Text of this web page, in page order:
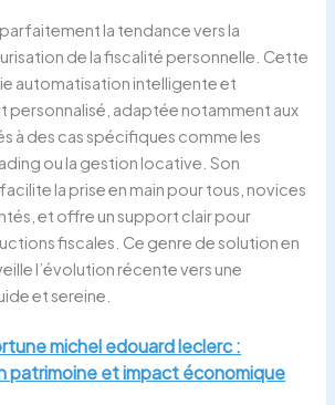
la tendance vers la
de la fiscalité personnelle. Cette
automatisation intelligente et
adaptée notamment aux
à des cas spécifiques comme les
ou la gestion locative. Son
la prise en main pour tous, novices
et offre un support clair pour
fiscales. Ce genre de solution en
l’évolution récente vers une
et sereine.
michel edouard leclerc :
patrimoine et impact économique